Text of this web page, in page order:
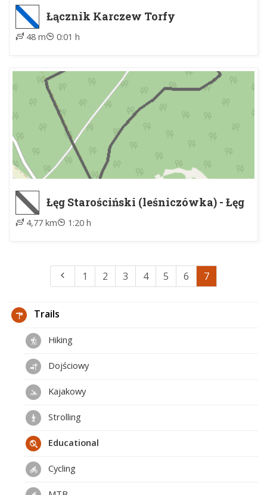
Łącznik Karczew Torfy
48 m 0:01 h
Łęg Starościński (leśniczówka) - Łęg
Starościński
4,77 km 1:20 h
1 2 3 4 5 6 7
Trails
Hiking
Dojściowy
Kajakowy
Strolling
Educational
Cycling